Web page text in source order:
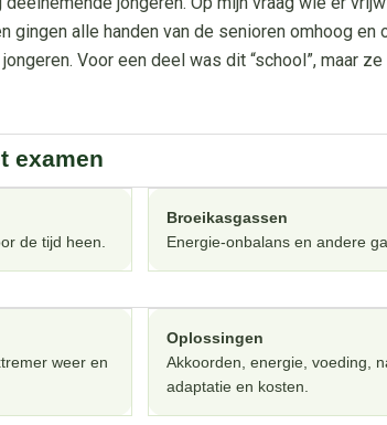
gingen alle handen van de senioren omhoog en
Voor een deel was dit “school”, maar
examen
de tijd heen.
Broeikasgassen
Energie-onbalans en andere
weer en
Oplossingen
Akkoorden, energie, voeding,
adaptatie en kosten.